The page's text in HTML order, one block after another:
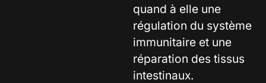
quand à elle une
régulation du système
immunitaire et une
réparation des tissus
intestinaux.